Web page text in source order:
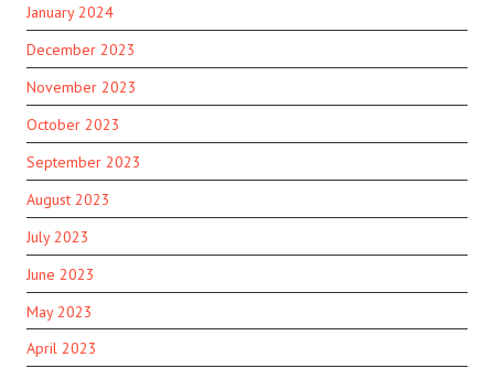
January 2024
December 2023
November 2023
October 2023
September 2023
August 2023
July 2023
June 2023
May 2023
April 2023